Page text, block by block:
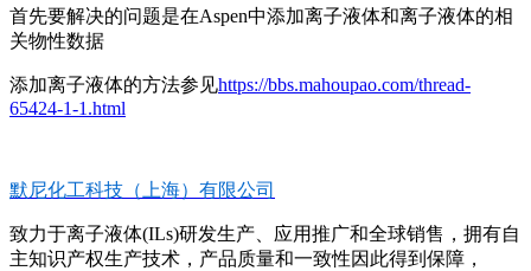
首先要解决的问题是在Aspen中添加离子液体和离子液体的相
关物性数据
添加离子液体的方法参见https://bbs.mahoupao.com/thread-
65424-1-1.html
默尼化工科技（上海）有限公司
致力于离子液体(ILs)研发生产、应用推广和全球销售，拥有自
主知识产权生产技术，产品质量和一致性因此得到保障，